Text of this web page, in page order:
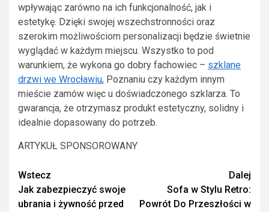
wpływając zarówno na ich funkcjonalność, jak i
estetykę. Dzięki swojej wszechstronności oraz
szerokim możliwościom personalizacji będzie świetnie
wyglądać w każdym miejscu. Wszystko to pod
warunkiem, że wykona go dobry fachowiec – szklane
drzwi we Wrocławiu, Poznaniu czy każdym innym
mieście zamów więc u doświadczonego szklarza. To
gwarancja, że otrzymasz produkt estetyczny, solidny i
idealnie dopasowany do potrzeb.
ARTYKUŁ SPONSOROWANY
Continue
Reading
Wstecz
Jak zabezpieczyć swoje
ubrania i żywność przed
Dalej
Sofa w Stylu Retro:
Powrót Do Przeszłości w